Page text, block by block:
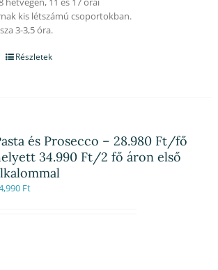
kis létszámú csoportokban.
3-3,5 óra.
Részletek
és Prosecco – 28.980 Ft/fő
34.990 Ft/2 fő áron első
Ft